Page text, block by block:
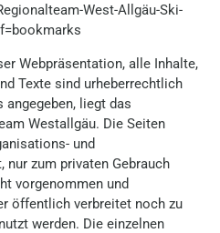
West-Allgäu-Ski-
Webpräsentation, alle Inhalte,
Texte sind urheberrechtlich
angegeben, liegt das
Westallgäu. Die Seiten
und
zum privaten Gebrauch
vorgenommen und
öffentlich verbreitet noch zu
werden. Die einzelnen